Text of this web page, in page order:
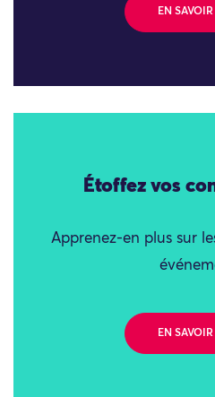
EN
Étoffez vos
Apprenez-en plus sur
EN